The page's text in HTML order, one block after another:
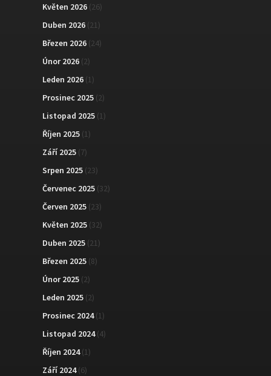
Květen 2026 (26)
Duben 2026 (21)
Březen 2026 (24)
Únor 2026 (2)
Leden 2026 (1)
Prosinec 2025 (2)
Listopad 2025 (1)
Říjen 2025 (1)
Září 2025 (7)
Srpen 2025 (23)
Červenec 2025 (32)
Červen 2025 (23)
Květen 2025 (32)
Duben 2025 (21)
Březen 2025 (8)
Únor 2025 (2)
Leden 2025 (2)
Prosinec 2024(1)
Listopad 2024(4)
Říjen 2024(1)
Září 2024(6)